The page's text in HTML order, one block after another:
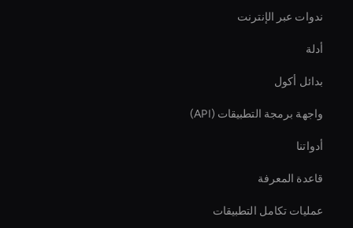
ندوات عبر الإنترنت
أدلة
بدائل أكول
واجهة برمجة التطبيقات (API)
أدواتنا
قاعدة المعرفة
عمليات تكامل التطبيقات